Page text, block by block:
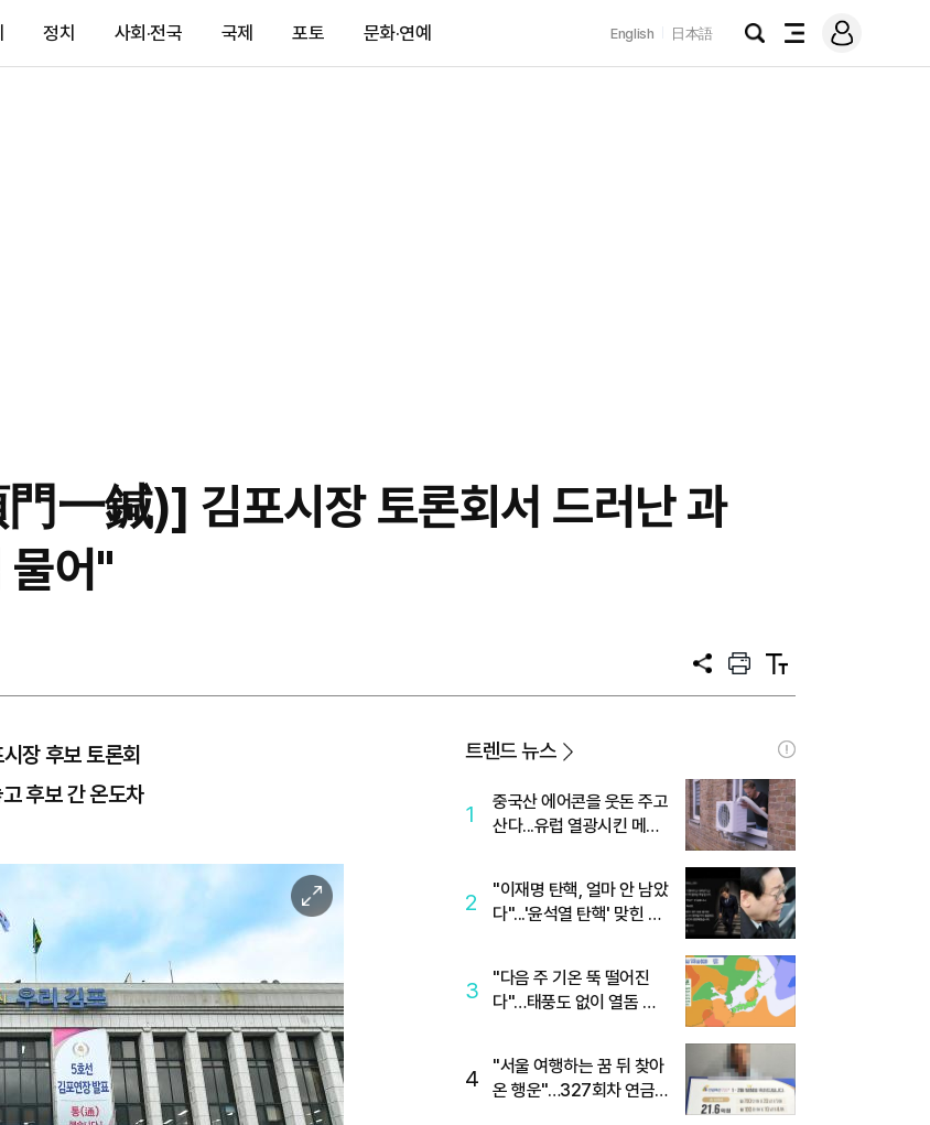
정치 사회·전국 국제 포토 문화·연예 English 日本語
검
전
메
그
一鍼)] 김포시장 토론회서 드러난 과
물어"
공
프
트
텍
트
장 후보 토론회
후보 간 온도차
이
미
확
대
트렌드 뉴스
1
중국산 에어콘을 웃돈 주고
산다...유럽 열광시킨 메이
2
"이재명 탄핵, 얼마 안 남았
다"...'윤석열 탄핵' 맞힌 무
3
"다음 주 기온 뚝 떨어진
다"…태풍도 없이 열돔 박
4
"서울 여행하는 꿈 뒤 찾아
온 행운"…327회차 연금